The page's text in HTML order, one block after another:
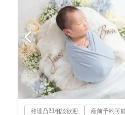
発達凸凹相談歓迎 産前予約可